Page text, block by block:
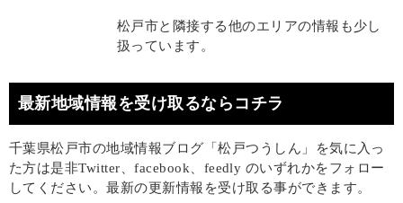
松戸市と隣接する他のエリアの情報も少し
扱っています。
最新地域情報を受け取るならコチラ
千葉県松戸市の地域情報ブログ「松戸つうしん」を気に入っ
た方は是非Twitter、facebook、feedly のいずれかをフォロー
してください。最新の更新情報を受け取る事ができます。